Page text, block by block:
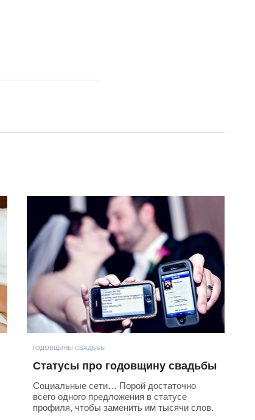
ГОДОВЩИНЫ СВАДЬБЫ
Статусы про годовщину свадьбы
Социальные сети… Порой достаточно
всего одного предложения в статусе
профиля, чтобы заменить им тысячи слов.